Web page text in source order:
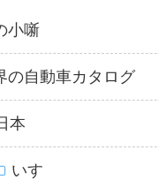
小噺
の自動車カタログ
本
いすゞ